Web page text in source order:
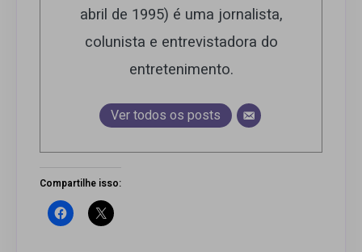
abril de 1995) é uma jornalista,
colunista e entrevistadora do
entretenimento.
Ver todos os posts
Compartilhe isso: